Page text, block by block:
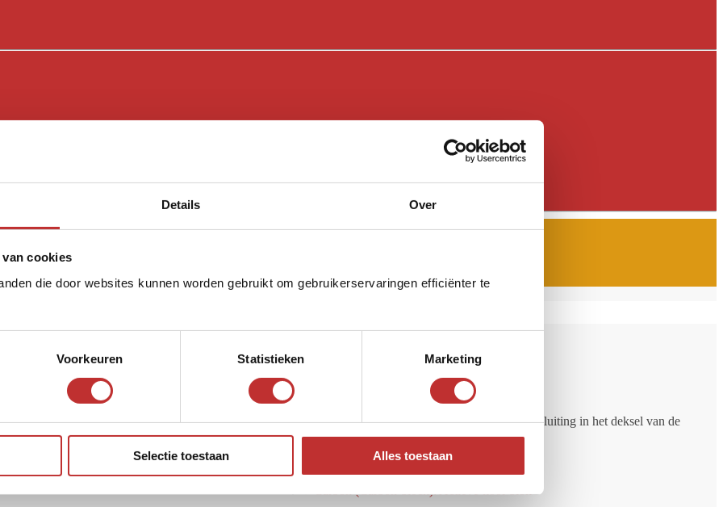
Details Over
cookies
die door websites kunnen worden gebruikt om gebruikerservaringen efficiënter te
Voorkeuren Statistieken Marketing
Selectie toestaan Alles toestaan
– niet gepolijst
Vastdraaien in de schroefdraad (binnendraad) aansluiting in het deksel van de
filterbehuizing.